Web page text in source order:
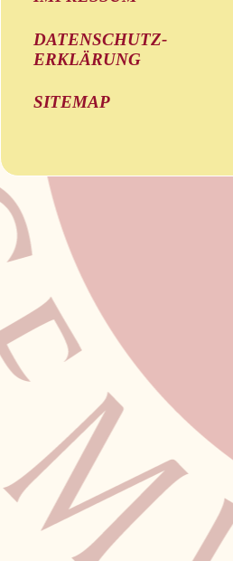
DATENSCHUTZ-
ERKLÄRUNG
SITEMAP